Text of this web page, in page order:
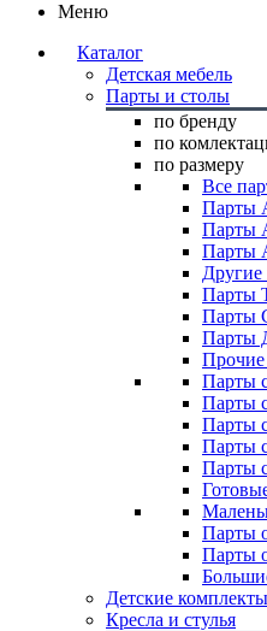
Меню
Каталог
Детская мебель
Парты и столы
по бренду
по
по размеру
Все
Парты
Парты
Парты
Парты
Парты
Парты
Парты
Парты
Парты
Парты
Парты
Парты
Парты
Детские комплекты
Кресла и стулья